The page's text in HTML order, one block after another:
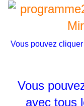
Vous pouvez
Vous
avec tous